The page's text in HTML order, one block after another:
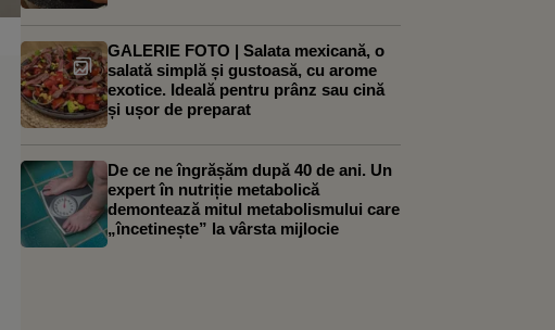
GALERIE FOTO | Salata mexicană, o
salată simplă și gustoasă, cu arome
exotice. Ideală pentru prânz sau cină
și ușor de preparat
De ce ne îngrășăm după 40 de ani. Un
expert în nutriție metabolică
demontează mitul metabolismului care
„încetinește” la vârsta mijlocie